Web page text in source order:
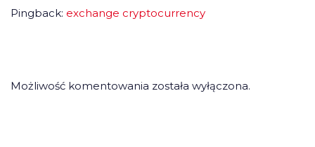
Pingback: exchange cryptocurrency
Możliwość komentowania została wyłączona.